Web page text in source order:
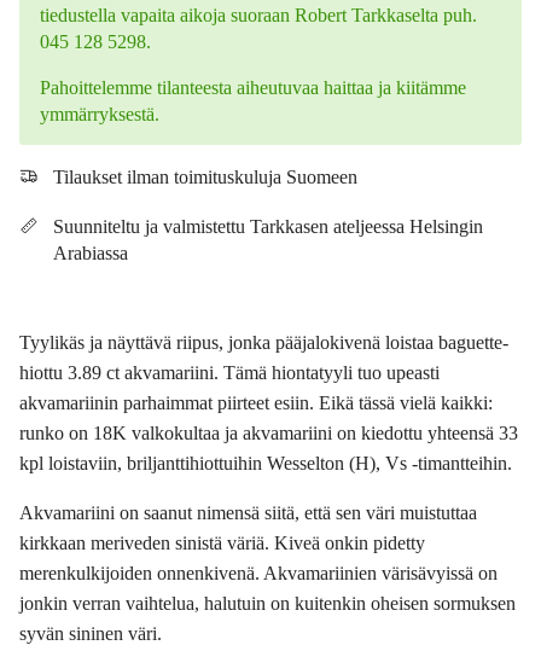
tiedustella vapaita aikoja suoraan Robert Tarkkaselta puh.
045 128 5298.
Pahoittelemme tilanteesta aiheutuvaa haittaa ja kiitämme
ymmärryksestä.
Tilaukset ilman toimituskuluja Suomeen
Suunniteltu ja valmistettu Tarkkasen ateljeessa Helsingin
Arabiassa
Tyylikäs ja näyttävä riipus, jonka pääjalokivenä loistaa baguette-
hiottu 3.89 ct akvamariini. Tämä hiontatyyli tuo upeasti
akvamariinin parhaimmat piirteet esiin. Eikä tässä vielä kaikki:
runko on 18K valkokultaa ja akvamariini on kiedottu yhteensä 33
kpl loistaviin, briljanttihiottuihin Wesselton (H), Vs -timantteihin.
Akvamariini on saanut nimensä siitä, että sen väri muistuttaa
kirkkaan meriveden sinistä väriä. Kiveä onkin pidetty
merenkulkijoiden onnenkivenä. Akvamariinien värisävyissä on
jonkin verran vaihtelua, halutuin on kuitenkin oheisen sormuksen
syvän sininen väri.